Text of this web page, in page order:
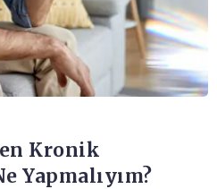
Kronik
Yapmalıyım?